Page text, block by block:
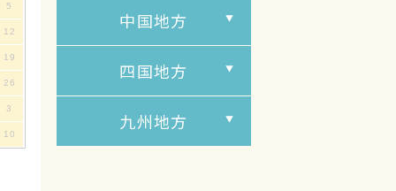
5
12
19
26
3
10
中国地方
四国地方
九州地方